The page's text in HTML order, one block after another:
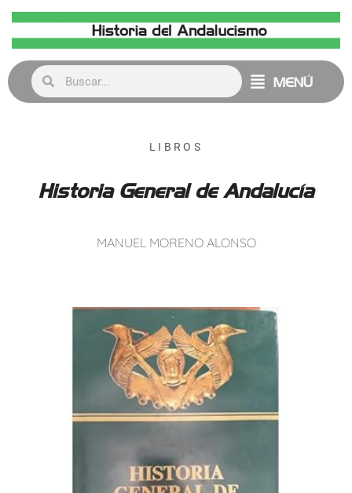
MENÚ
LIBROS
Historia General de Andalucía
MANUEL MORENO ALONSO